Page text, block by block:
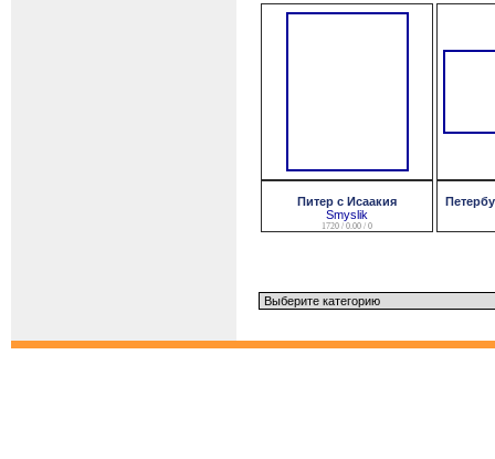
Питер с Исаакия
Smyslik
1720 / 0.00 / 0